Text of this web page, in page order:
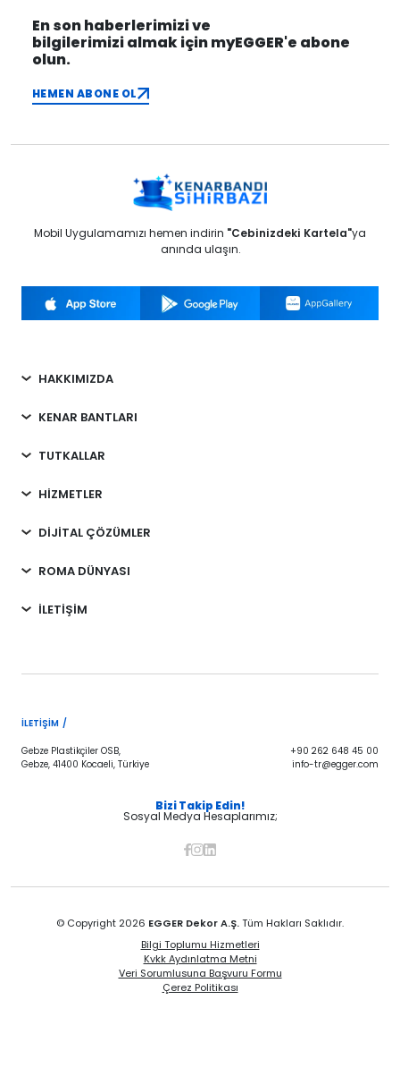
En son haberlerimizi ve
bilgilerimizi almak için myEGGER'e abone
olun.
HEMEN ABONE OL
Mobil Uygulamamızı hemen indirin "Cebinizdeki Kartela"ya
anında ulaşın.
HAKKIMIZDA
KENAR BANTLARI
TUTKALLAR
HİZMETLER
DİJİTAL ÇÖZÜMLER
ROMA DÜNYASI
İLETİŞİM
İLETIŞIM /
Gebze Plastikçiler OSB,
Gebze, 41400 Kocaeli, Türkiye
+90 262 648 45 00
info-tr@egger.com
Bizi Takip Edin!
Sosyal Medya Hesaplarımız;
© Copyright 2026 EGGER Dekor A.Ş.Tüm Hakları Saklıdır.
Bilgi Toplumu Hizmetleri
Kvkk Aydınlatma Metni
Veri Sorumlusuna Başvuru Formu
Çerez Politikası